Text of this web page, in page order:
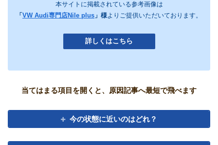
本サイトに掲載されている参考画像は
「 VW Audi専門店Nile plus 」様よりご提供いただいております。
詳しくはこちら
当てはまる項目を開くと、原因記事へ最短で飛べます
今の状態に近いのはどれ？